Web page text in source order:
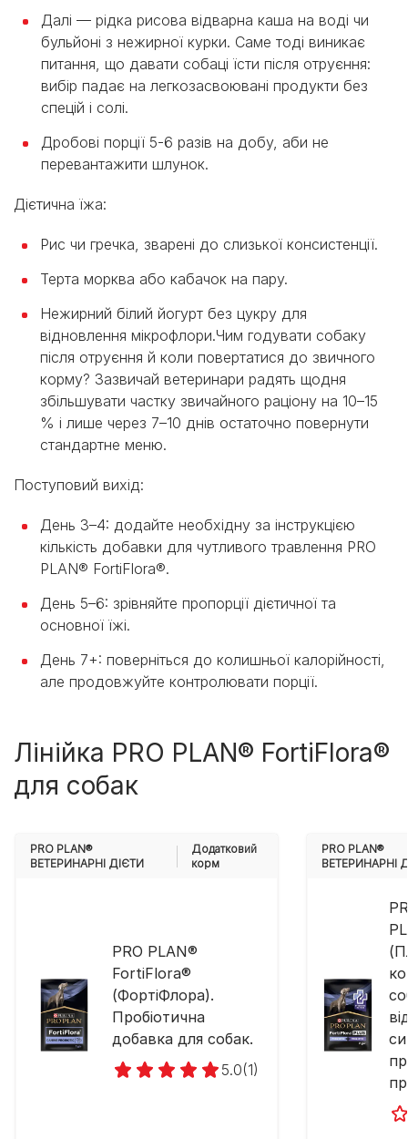
Далі — рідка рисова відварна каша на воді чи
бульйоні з нежирної курки. Саме тоді виникає
питання, що давати собаці їсти після отруєння:
вибір падає на легкозасвоювані продукти без
спецій і солі.
Дробові порції 5-6 разів на добу, аби не
перевантажити шлунок.
Дієтична їжа:
Рис чи гречка, зварені до слизької консистенції.
Терта морква або кабачок на пару.
Нежирний білий йогурт без цукру для
відновлення мікрофлори.Чим годувати собаку
після отруєння й коли повертатися до звичного
корму? Зазвичай ветеринари радять щодня
збільшувати частку звичайного раціону на 10–15
% і лише через 7–10 днів остаточно повернути
стандартне меню.
Поступовий вихід:
День 3–4: додайте необхідну за інструкцією
кількість добавки для чутливого травлення PRO
PLAN® FortiFlora®.
День 5–6: зрівняйте пропорції дієтичної та
основної їжі.
День 7+: поверніться до колишньої калорійності,
але продовжуйте контролювати порції.
Лінійка PRO PLAN® FortiFlora®
для собак
PRO PLAN®
ВЕТЕРИНАРНІ ДІЄТИ
Додатковий
корм
PRO PLAN®
FortiFlora®
(ФортіФлора).
Пробіотична
добавка для собак.
5.0(1)
PRO PLAN®
ВЕТЕРИНАРНІ